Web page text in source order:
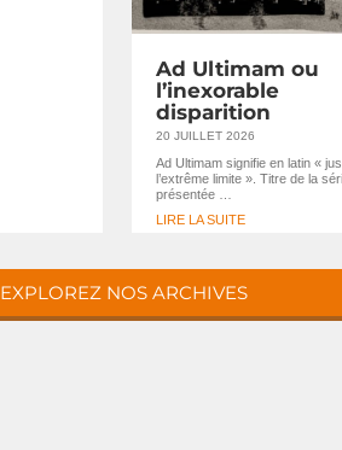
Ad Ultimam ou
l’inexorable
disparition
20 JUILLET 2026
Ad Ultimam signifie en latin «
l’extrême limite ». Titre de la
présentée …
LIRE LA SUITE
EXPLOREZ NOS ARCHIVES